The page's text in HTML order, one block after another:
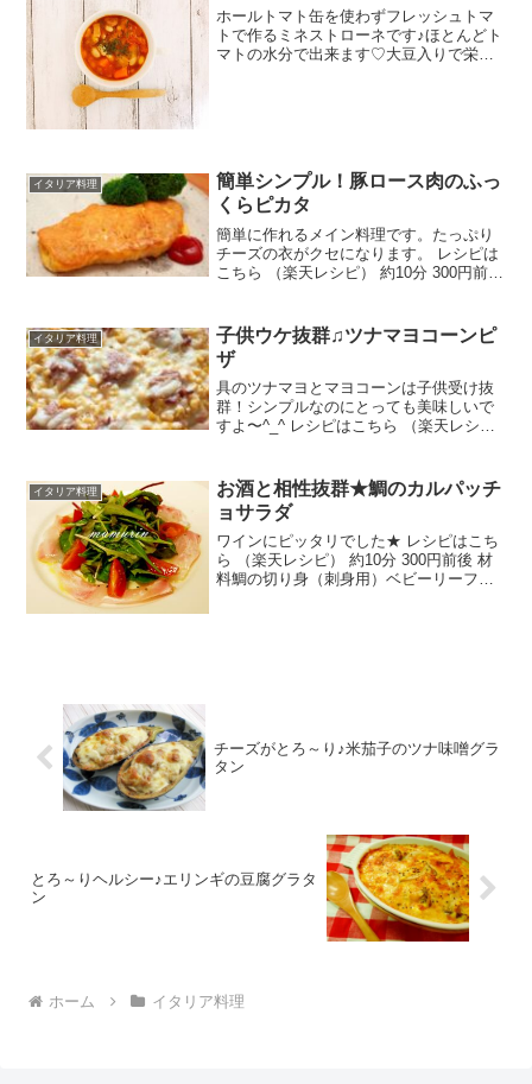
ホールトマト缶を使わずフレッシュトマ
トで作るミネストローネです♪ほとんどト
マトの水分で出来ます♡大豆入りで栄養
イタリア料理
簡単シンプル！豚ロース肉のふっ
くらピカタ
簡単に作れるメイン料理です。たっぷり
チーズの衣がクセになります。 レシピは
こちら （楽天レシピ） 約10分 300円前後
ーブオイルみんなのレビュー
イタリア料理
子供ウケ抜群♫ツナマヨコーンピ
ザ
具のツナマヨとマヨコーンは子供受け抜
群！シンプルなのにとっても美味しいで
すよ〜^_^ レシピはこちら （楽天レシ
ーズ☆砂糖☆めんつゆホールコーン(缶
詰)◎マヨ...
イタリア料理
お酒と相性抜群★鯛のカルパッチ
ョサラダ
ワインにピッタリでした★ レシピはこち
ら （楽天レシピ） 約10分 300円前後 材
料鯛の切り身（刺身用）ベビーリーフミ
チーズがとろ～り♪米茄子のツナ味噌グラ
タン
とろ～りヘルシー♪エリンギの豆腐グラタ
ン
ホーム イタリア料理